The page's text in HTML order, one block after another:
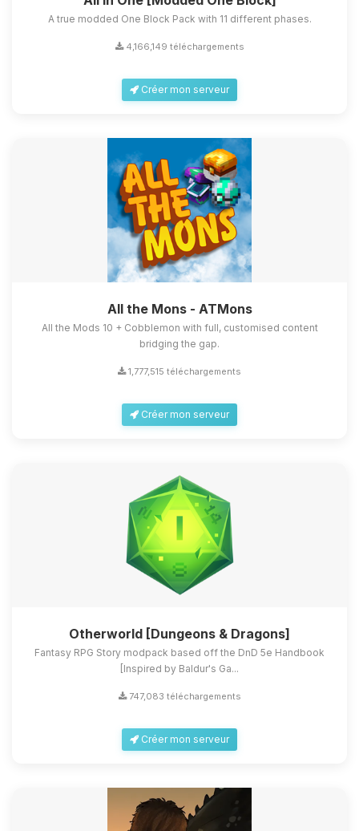
A true modded One Block Pack with 11 different phases.
4,166,149 téléchargements
Créer mon serveur
All the Mons - ATMons
All the Mods 10 + Cobblemon with full, customised content
bridging the gap.
1,777,515 téléchargements
Créer mon serveur
Otherworld [Dungeons & Dragons]
Fantasy RPG Story modpack based off the DnD 5e Handbook
[Inspired by Baldur's Ga...
747,083 téléchargements
Créer mon serveur